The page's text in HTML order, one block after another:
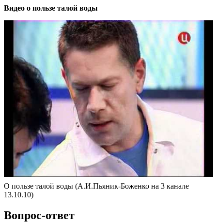
Видео о пользе талой воды
О пользе талой воды (А.И.Пьяник-Боженко на 3 канале
13.10.10)
Вопрос-ответ